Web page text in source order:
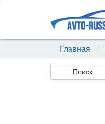
Главная
Поиск